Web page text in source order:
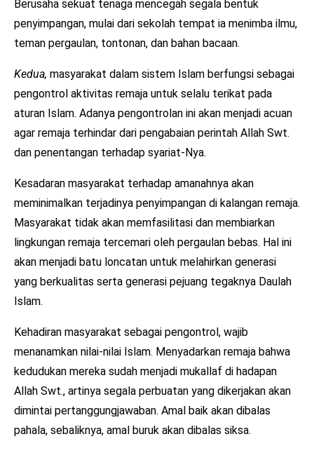
Berusaha sekuat tenaga mencegah segala bentuk
penyimpangan, mulai dari sekolah tempat ia menimba ilmu,
teman pergaulan, tontonan, dan bahan bacaan.
Kedua, masyarakat dalam sistem Islam berfungsi sebagai
pengontrol aktivitas remaja untuk selalu terikat pada
aturan Islam. Adanya pengontrolan ini akan menjadi acuan
agar remaja terhindar dari pengabaian perintah Allah Swt.
dan penentangan terhadap syariat-Nya.
Kesadaran masyarakat terhadap amanahnya akan
meminimalkan terjadinya penyimpangan di kalangan remaja.
Masyarakat tidak akan memfasilitasi dan membiarkan
lingkungan remaja tercemari oleh pergaulan bebas. Hal ini
akan menjadi batu loncatan untuk melahirkan generasi
yang berkualitas serta generasi pejuang tegaknya Daulah
Islam.
Kehadiran masyarakat sebagai pengontrol, wajib
menanamkan nilai-nilai Islam. Menyadarkan remaja bahwa
kedudukan mereka sudah menjadi mukallaf di hadapan
Allah Swt., artinya segala perbuatan yang dikerjakan akan
dimintai pertanggungjawaban. Amal baik akan dibalas
pahala, sebaliknya, amal buruk akan dibalas siksa.